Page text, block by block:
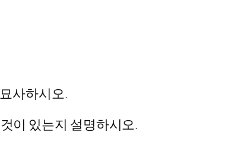
사하시오.
이 있는지 설명하시오.